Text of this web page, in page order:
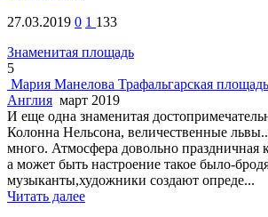
27.03.2019 0 1 133
Знаменитая площадь
5
Мария Манелова Трафальгарская площадь
Англия март 2019
И еще одна знаменитая
Колонна Нельсона, величественные
много. Атмосфера довольно праздничная
а может быть настроение такое было-
музыканты,художники создают опреде...
Читать далее